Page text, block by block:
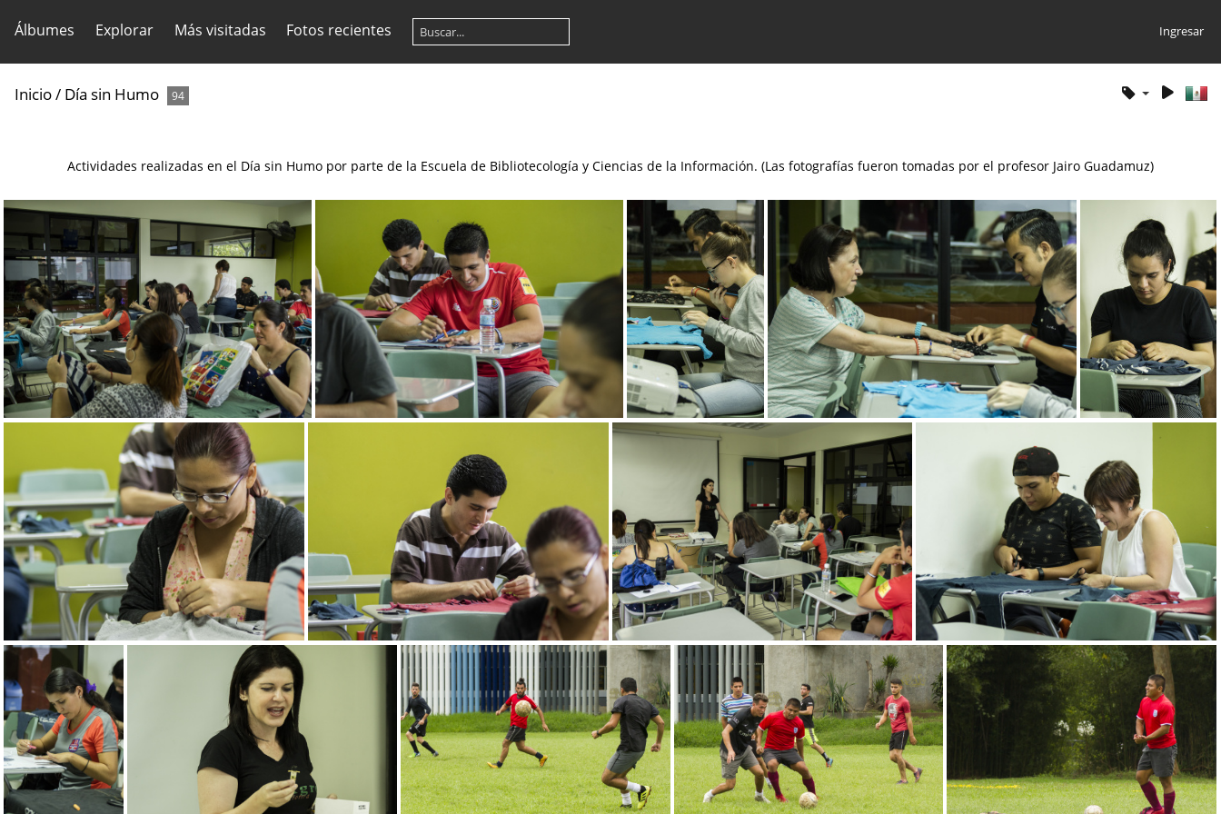
Álbumes Explorar Más visitadas Fotos recientes Ingresar
Inicio/ Día sin Humo 94
Actividades realizadas en el Día sin Humo por parte de la Escuela de Bibliotecología y Ciencias de la Información. (Las fotografías fueron tomadas por el profesor Jairo Guadamuz)
Taller de confección de bolsas Taller de confección de bolsas Taller de confección de bolsas
Taller de confección de bolsas Taller de confección de bolsas Taller de confección de bolsas Taller de confección de bolsas